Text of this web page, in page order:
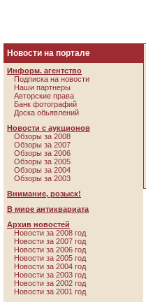
Новости на портале
Информ. агентство
Подписка на новости
Наши партнеры
Авторские права
Банк фотографий
Доска обьявлений
Новости с аукционов
Обзоры за 2008
Обзоры за 2007
Обзоры за 2006
Обзоры за 2005
Обзоры за 2004
Обзоры за 2003
Внимание, розыск!
В мире антиквариата
Архив новостей
Новости за 2008 год
Новости за 2007 год
Новости за 2006 год
Новости за 2005 год
Новости за 2004 год
Новости за 2003 год
Новости за 2002 год
Новости за 2001 год